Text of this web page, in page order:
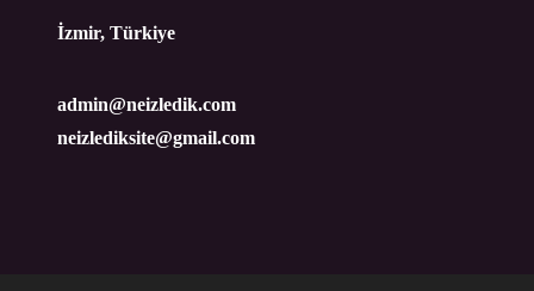
İzmir, Türkiye
admin@neizledik.com
neizlediksite@gmail.com